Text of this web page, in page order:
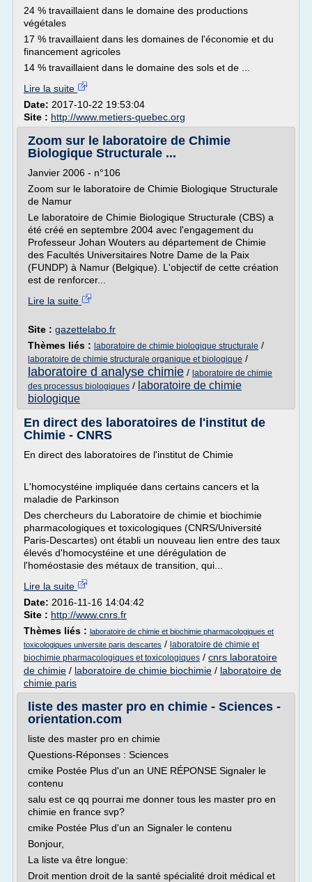
24 % travaillaient dans le domaine des productions
végétales
17 % travaillaient dans les domaines de l'économie et du
financement agricoles
14 % travaillaient dans le domaine des sols et de ...
Lire la suite
Date: 2017-10-22 19:53:04
Site : http://www.metiers-quebec.org
Zoom sur le laboratoire de Chimie
Biologique Structurale ...
Janvier 2006 - n°106
Zoom sur le laboratoire de Chimie Biologique Structurale
de Namur
Le laboratoire de Chimie Biologique Structurale (CBS) a
été créé en septembre 2004 avec l'engagement du
Professeur Johan Wouters au département de Chimie
des Facultés Universitaires Notre Dame de la Paix
(FUNDP) à Namur (Belgique). L'objectif de cette création
est de renforcer...
Lire la suite
Site : gazettelabo.fr
Thèmes liés : laboratoire de chimie biologique structurale /
laboratoire de chimie structurale organique et biologique /
laboratoire d analyse chimie / laboratoire de chimie
des processus biologiques / laboratoire de chimie
biologique
En direct des laboratoires de l'institut de
Chimie - CNRS
En direct des laboratoires de l'institut de Chimie
L'homocystéine impliquée dans certains cancers et la
maladie de Parkinson
Des chercheurs du Laboratoire de chimie et biochimie
pharmacologiques et toxicologiques (CNRS/Université
Paris-Descartes) ont établi un nouveau lien entre des taux
élevés d'homocystéine et une dérégulation de
l'homéostasie des métaux de transition, qui...
Lire la suite
Date: 2016-11-16 14:04:42
Site : http://www.cnrs.fr
Thèmes liés : laboratoire de chimie et biochimie pharmacologiques et
toxicologiques universite paris descartes / laboratoire de chimie et
biochimie pharmacologiques et toxicologiques / cnrs laboratoire
de chimie / laboratoire de chimie biochimie / laboratoire de
chimie paris
liste des master pro en chimie - Sciences -
orientation.com
liste des master pro en chimie
Questions-Réponses : Sciences
cmike Postée Plus d'un an UNE RÉPONSE Signaler le
contenu
salu est ce qq pourrai me donner tous les master pro en
chimie en france svp?
cmike Postée Plus d'un an Signaler le contenu
Bonjour,
La liste va être longue:
Droit mention droit de la santé spécialité droit médical et